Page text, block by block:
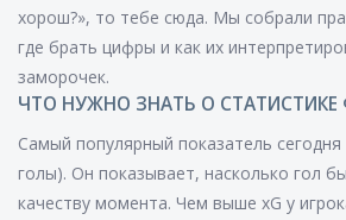
хорош?», то тебе сюда. Мы собрали
где брать цифры и как их
заморочек.
ЧТО НУЖНО ЗНАТЬ О
Самый популярный показатель
голы). Он показывает, насколько гол
качеству момента. Чем выше xG у